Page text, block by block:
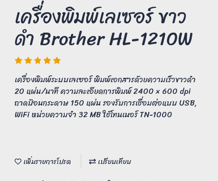
เครื่องพิมพ์เลเซอร์ ขาว
ดำ Brother HL-1210W
เครื่องพิมพ์ระบบเลเซอร์ พิมพ์เอกสารด้วยความเร็วขาวดำ
20 แผ่น/นาที ความละเอียดการพิมพ์ 2400 × 600 dpi
ถาดป้อนกระดาษ 150 แผ่น รองรับการเชื่อมต่อแบบ USB,
WiFi หน่วยความจำ 32 MB ใช้โทนเนอร์ TN-1000
เพิ่มรายการโปรด เปรียบเทียบ